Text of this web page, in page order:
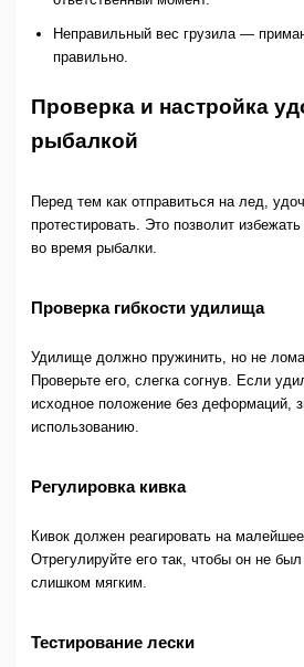
Неправильный вес грузила —
правильно.
Проверка и настройка
рыбалкой
Перед тем как отправиться на лед,
протестировать. Это позволит
во время рыбалки.
Проверка гибкости удилища
Удилище должно пружинить, но не
Проверьте его, слегка согнув. Если
исходное положение без деформаций,
использованию.
Регулировка кивка
Кивок должен реагировать на
Отрегулируйте его так, чтобы он не
слишком мягким.
Тестирование лески